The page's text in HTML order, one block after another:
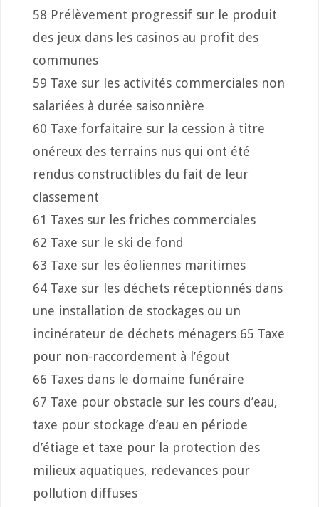
58 Prélèvement progressif sur le produit
des jeux dans les casinos au profit des
communes
59 Taxe sur les activités commerciales non
salariées à durée saisonnière
60 Taxe forfaitaire sur la cession à titre
onéreux des terrains nus qui ont été
rendus constructibles du fait de leur
classement
61 Taxes sur les friches commerciales
62 Taxe sur le ski de fond
63 Taxe sur les éoliennes maritimes
64 Taxe sur les déchets réceptionnés dans
une installation de stockages ou un
incinérateur de déchets ménagers 65 Taxe
pour non-raccordement à l’égout
66 Taxes dans le domaine funéraire
67 Taxe pour obstacle sur les cours d’eau,
taxe pour stockage d’eau en période
d’étiage et taxe pour la protection des
milieux aquatiques, redevances pour
pollution diffuses